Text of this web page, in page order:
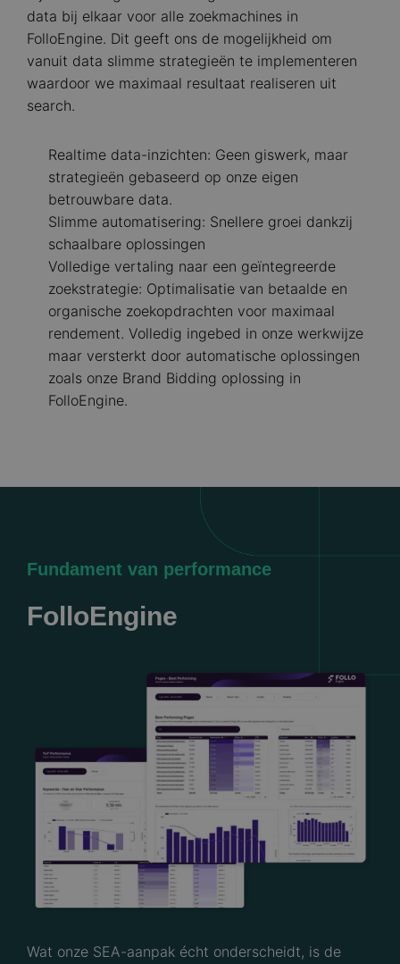
data bij elkaar voor alle zoekmachines in
FolloEngine. Dit geeft ons de mogelijkheid om
vanuit data slimme strategieën te implementeren
waardoor we maximaal resultaat realiseren uit
search.
Realtime data-inzichten: Geen giswerk, maar
strategieën gebaseerd op onze eigen
betrouwbare data.
Slimme automatisering: Snellere groei dankzij
schaalbare oplossingen
Volledige vertaling naar een geïntegreerde
zoekstrategie: Optimalisatie van betaalde en
organische zoekopdrachten voor maximaal
rendement. Volledig ingebed in onze werkwijze
maar versterkt door automatische oplossingen
zoals onze Brand Bidding oplossing in
FolloEngine.
Fundament van performance
FolloEngine
Wat onze SEA-aanpak écht onderscheidt, is de